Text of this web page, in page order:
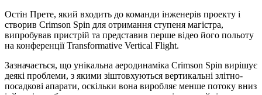
Остін Прете, який входить до команди інженерів проекту і
створив Crimson Spin для отримання ступеня магістра,
випробував пристрій та представив перше відео його польоту
на конференції Transformative Vertical Flight.
Зазначається, що унікальна аеродинаміка Crimson Spin вирішує
деякі проблеми, з якими зіштовхуються вертикальні злітно-
посадкові апарати, оскільки вона виробляє менше потоку вниз